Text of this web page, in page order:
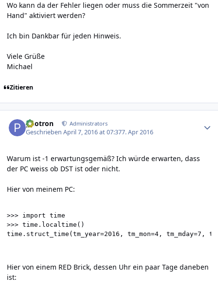
Wo kann da der Fehler liegen oder muss die Sommerzeit "von
Hand" aktiviert werden?
Ich bin Dankbar für jeden Hinweis.
Viele Grüße
Michael
Zitieren
photron Administrators
GeschriebenApril 7, 2016 at 07:377. Apr 2016
Warum ist -1 erwartungsgemäß? Ich würde erwarten, dass
der PC weiss ob DST ist oder nicht.
Hier von meinem PC:
>>> import time
>>> time.localtime()
time.struct_time(tm_year=2016, tm_mon=4, tm_mday=7,
Hier von einem RED Brick, dessen Uhr ein paar Tage daneben
ist: